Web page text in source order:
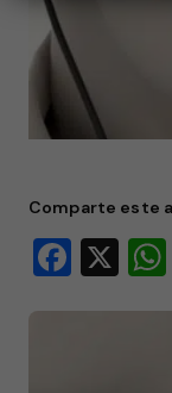
Comparte este
X